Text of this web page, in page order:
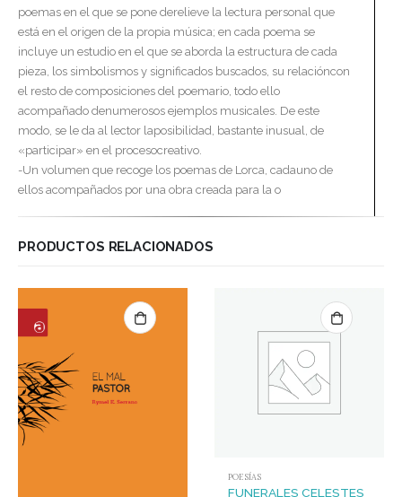
poemas en el que se pone derelieve la lectura personal que
está en el origen de la propia música; en cada poema se
incluye un estudio en el que se aborda la estructura de cada
pieza, los simbolismos y significados buscados, su relacióncon
el resto de composiciones del poemario, todo ello
acompañado denumerosos ejemplos musicales. De este
modo, se le da al lector laposibilidad, bastante inusual, de
«participar» en el procesocreativo.
-Un volumen que recoge los poemas de Lorca, cadauno de
ellos acompañados por una obra creada para la o
PRODUCTOS RELACIONADOS
POESÍAS
FUNERALES CELESTES